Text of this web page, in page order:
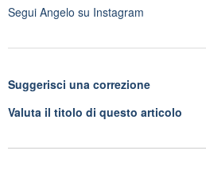
Segui Angelo su Instagram
Suggerisci una correzione
Valuta il titolo di questo articolo